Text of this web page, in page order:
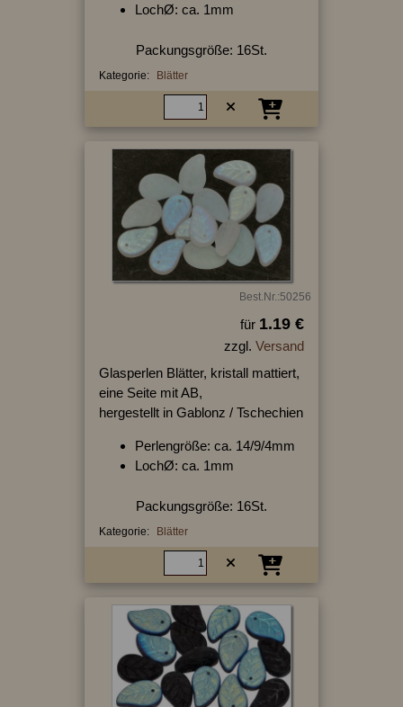
LochØ: ca. 1mm
Packungsgröße: 16St.
Kategorie: Blätter
Best.Nr.:50256
für 1.19 €
zzgl. Versand
Glasperlen Blätter, kristall mattiert,
eine Seite mit AB,
hergestellt in Gablonz / Tschechien
Perlengröße: ca. 14/9/4mm
LochØ: ca. 1mm
Packungsgröße: 16St.
Kategorie: Blätter